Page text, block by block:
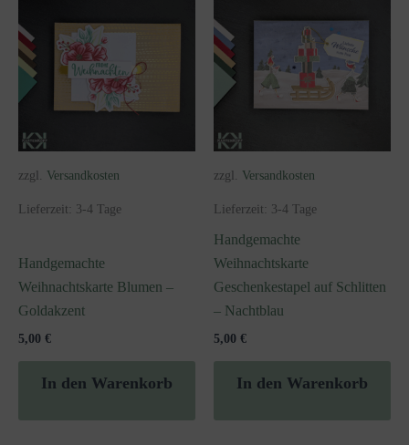
zzgl. Versandkosten
Lieferzeit: 3-4 Tage
Handgemachte
Weihnachtskarte Blumen –
Goldakzent
5,00 €
In den Warenkorb
zzgl. Versandkosten
Lieferzeit: 3-4 Tage
Handgemachte
Weihnachtskarte
Geschenkestapel auf Schlitten
– Nachtblau
5,00 €
In den Warenkorb